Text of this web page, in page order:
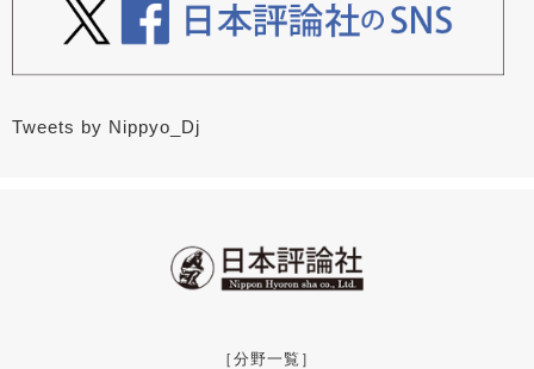
Tweets by Nippyo_Dj
［分野一覧］